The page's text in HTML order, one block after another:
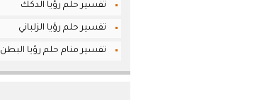
تفسير حلم رؤيا الدكك
تفسير حلم رؤيا الزلباني
تفسير منام حلم رؤيا البطن